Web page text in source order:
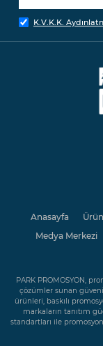
K.V.K.K.
Anasayfa
Medya Merkezi
PARK PROMOSYON,
çözümler sunan
ürünleri, baskılı
markaların tanıtım
standartları ile